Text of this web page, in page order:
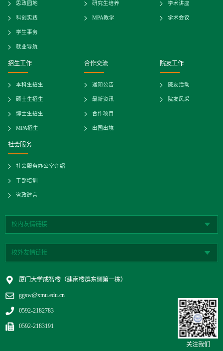
思政园地
科创实践
学生事务
就业导航
研究生培养
MPA教学
学术讲座
学术会议
招生工作
本科生招生
硕士生招生
博士生招生
MPA招生
合作交流
通知公告
最新资讯
合作项目
出国出境
院友工作
院友活动
院友风采
社会服务
社会服务办公室介绍
干部培训
咨政建言
校内友情链接
校外友情链接
厦门大学成智楼（建南楼群东侧第一栋）
ggsw@xmu.edu.cn
0592-2182783
0592-2183191
关注我们